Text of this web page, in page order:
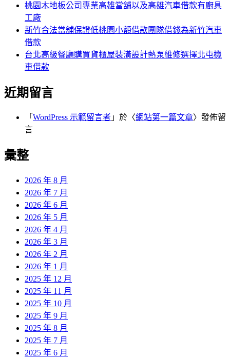
桃園木地板公司專業高雄當舖以及高雄汽車借款有廚具
工廠
新竹合法當舖保證低桃園小額借款團隊借錢為新竹汽車
借款
台北高級餐廳購買貨櫃屋裝潢設計熱泵維修選擇北屯機
車借款
近期留言
「 WordPress 示範留言者 」於〈網站第一篇文章〉發佈留
言
彙整
2026 年 8 月
2026 年 7 月
2026 年 6 月
2026 年 5 月
2026 年 4 月
2026 年 3 月
2026 年 2 月
2026 年 1 月
2025 年 12 月
2025 年 11 月
2025 年 10 月
2025 年 9 月
2025 年 8 月
2025 年 7 月
2025 年 6 月